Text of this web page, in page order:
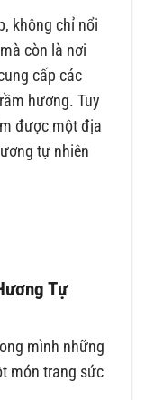
không chỉ nổi
còn là nơi
cấp các
hương. Tuy
được một địa
tự nhiên
Tự
mình những
món trang sức